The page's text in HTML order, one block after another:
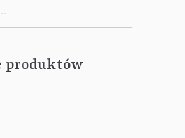
produktów